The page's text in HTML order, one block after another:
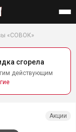
«СОВОК»
сгорела
действующим
Акции